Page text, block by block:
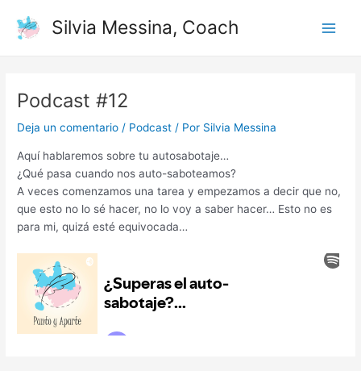
contenido
Silvia Messina, Coach
Podcast #12
Deja un comentario / Podcast / Por Silvia Messina
Aquí hablaremos sobre tu autosabotaje…
¿Qué pasa cuando nos auto-saboteamos?
A veces comenzamos una tarea y empezamos a decir que no,
que esto no lo sé hacer, no lo voy a saber hacer… Esto no es
para mi, quizá esté equivocada…
de
entradas